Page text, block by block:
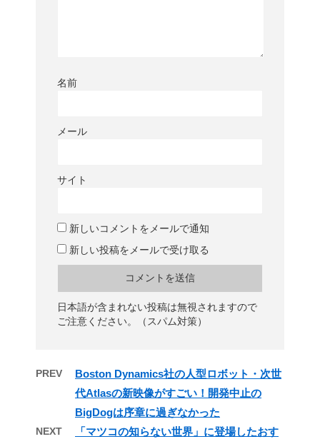
名前
メール
サイト
新しいコメントをメールで通知
新しい投稿をメールで受け取る
日本語が含まれない投稿は無視されますので
ご注意ください。（スパム対策）
PREV
Boston Dynamics社の人型ロボット・次世
代Atlasの新映像がすごい！開発中止の
BigDogは序章に過ぎなかった
NEXT
「マツコの知らない世界」に登場したおす